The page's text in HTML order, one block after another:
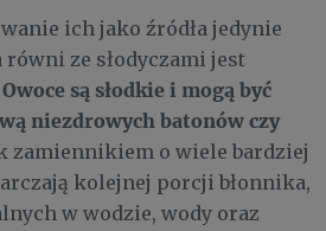
ich jako źródła jedynie
ze słodyczami jest
Owoce są słodkie i mogą być
niezdrowych batonów czy
zamiennikiem o wiele bardziej
kolejnej porcji błonnika,
w wodzie, wody oraz